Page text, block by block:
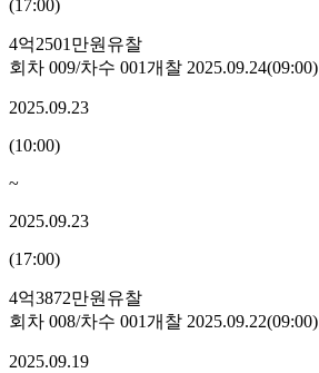
(17:00)
4억2501만원 유찰
회차 009/차수 001개찰 2025.09.24(09:00)
2025.09.23
(10:00)
~
2025.09.23
(17:00)
4억3872만원 유찰
회차 008/차수 001개찰 2025.09.22(09:00)
2025.09.19